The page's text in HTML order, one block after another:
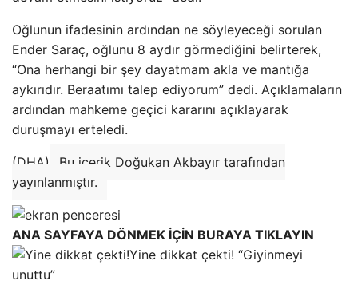
Oğlunun ifadesinin ardından ne söyleyeceği sorulan
Ender Saraç, oğlunu 8 aydır görmediğini belirterek,
“Ona herhangi bir şey dayatmam akla ve mantığa
aykırıdır. Beraatımı talep ediyorum” dedi. Açıklamaların
ardından mahkeme geçici kararını açıklayarak
duruşmayı erteledi.
(DHA)
Bu içerik Doğukan Akbayır tarafından
yayınlanmıştır.
ANA SAYFAYA DÖNMEK İÇİN BURAYA TIKLAYIN
Yine dikkat çekti! “Giyinmeyi
unuttu”